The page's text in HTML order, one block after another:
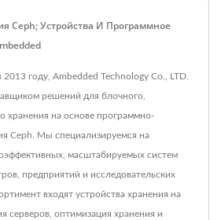
Ceph; Устройства И Программное
году, Ambedded Technology Co., LTD.
решений для блочного,
хранения на основе программно-
Ceph. Мы специализируемся на
масштабируемых систем
предприятий и исследовательских
входят устройства хранения на
серверов, оптимизация хранения и